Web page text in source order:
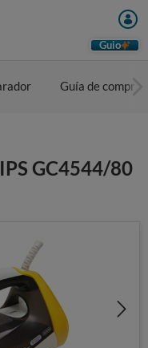
Guio
Guía de compra
GC4544/80